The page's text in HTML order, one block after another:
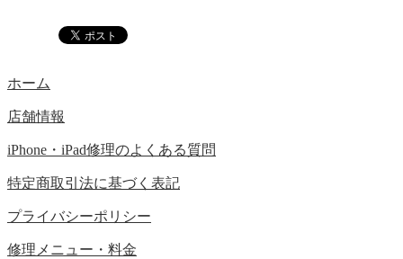
ホーム
店舗情報
iPhone・iPad修理のよくある質問
特定商取引法に基づく表記
プライバシーポリシー
修理メニュー・料金